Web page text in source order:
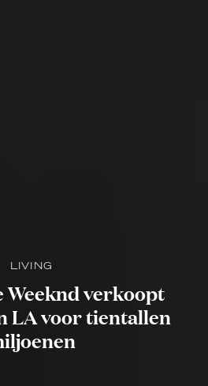
LIVING
Weeknd verkoopt
LA voor tientallen